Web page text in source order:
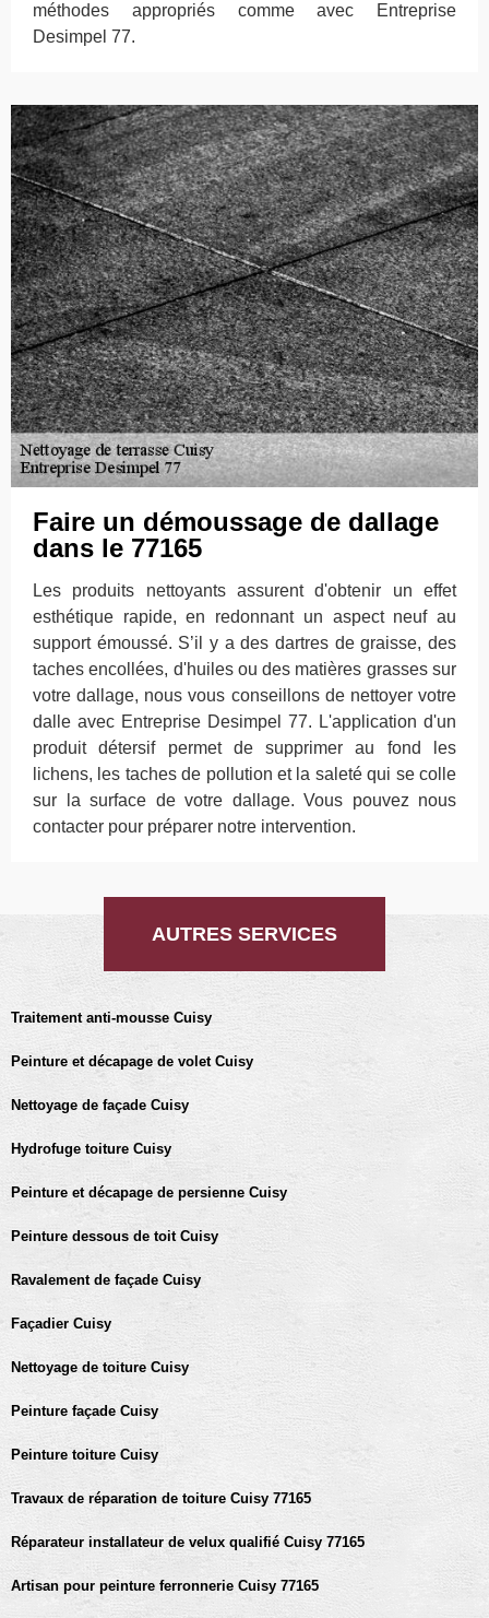
méthodes appropriés comme avec Entreprise
Desimpel 77.
Faire un démoussage de dallage
dans le 77165
Les produits nettoyants assurent d'obtenir un effet
esthétique rapide, en redonnant un aspect neuf au
support émoussé. S’il y a des dartres de graisse, des
taches encollées, d'huiles ou des matières grasses sur
votre dallage, nous vous conseillons de nettoyer votre
dalle avec Entreprise Desimpel 77. L'application d'un
produit détersif permet de supprimer au fond les
lichens, les taches de pollution et la saleté qui se colle
sur la surface de votre dallage. Vous pouvez nous
contacter pour préparer notre intervention.
AUTRES SERVICES
Traitement anti-mousse Cuisy
Peinture et décapage de volet Cuisy
Nettoyage de façade Cuisy
Hydrofuge toiture Cuisy
Peinture et décapage de persienne Cuisy
Peinture dessous de toit Cuisy
Ravalement de façade Cuisy
Façadier Cuisy
Nettoyage de toiture Cuisy
Peinture façade Cuisy
Peinture toiture Cuisy
Travaux de réparation de toiture Cuisy 77165
Réparateur installateur de velux qualifié Cuisy 77165
Artisan pour peinture ferronnerie Cuisy 77165